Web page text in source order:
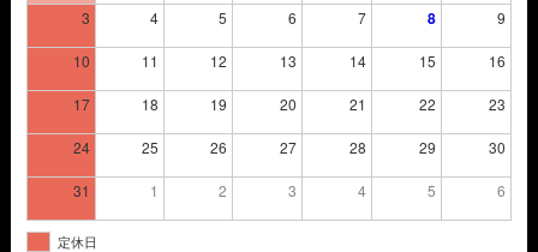
3 4 5 6 7 8 9
10 11 12 13 14 15 16
17 18 19 20 21 22 23
24 25 26 27 28 29 30
31 1 2 3 4 5 6
定休日